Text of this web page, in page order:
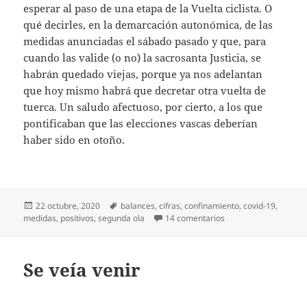
esperar al paso de una etapa de la Vuelta ciclista. O
qué decirles, en la demarcación autonómica, de las
medidas anunciadas el sábado pasado y que, para
cuando las valide (o no) la sacrosanta Justicia, se
habrán quedado viejas, porque ya nos adelantan
que hoy mismo habrá que decretar otra vuelta de
tuerca. Un saludo afectuoso, por cierto, a los que
pontificaban que las elecciones vascas deberían
haber sido en otoño.
Publicado
el
22 octubre, 2020 Etiquetas
balances,cifras,confinamiento,covid-19,
medidas, positivos,segunda ola 14 comentarios
Se veía venir